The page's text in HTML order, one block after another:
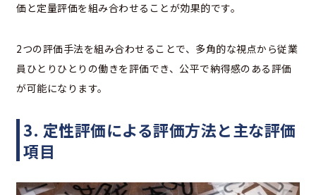
価と定量評価を組み合わせることが効果的です。
2つの評価手法を組み合わせることで、多角的な視点から従業
員ひとりひとりの働きを評価でき、公平で納得感のある評価
が可能になります。
3. 定性評価による評価方法と主な評価
項目